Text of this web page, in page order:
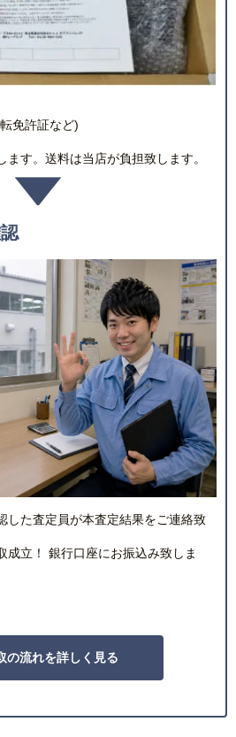
免許証など)
す。送料は当店が負担致します。
した査定員が本査定結果をご連絡致
成立！ 銀行口座にお振込み致しま
の流れを詳しく見る